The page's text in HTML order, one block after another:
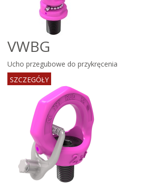
VWBG
Ucho przegubowe do przykręcenia
SZCZEGÓŁY